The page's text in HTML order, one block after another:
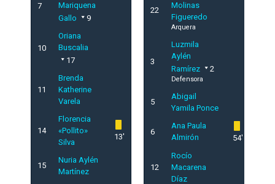
7
Mariquena
Gallo
9
10
Oriana
Buscalia
17
11
Brenda
Katherine
Varela
14
Florencia
«Pollito»
Silva
13'
15
Nuria Aylén
Martínez
22
Molinas
Figueredo
Arquera
3
Luzmila
Aylén
Ramírez
2
Defensora
5
Abigail
Yamila Ponce
6
Ana Paula
Almirón
54'
12
Rocío
Macarena
Díaz